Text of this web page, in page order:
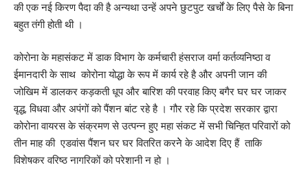
की एक नई किरण पैदा की है अन्यथा उन्हें अपने छुटपुट खर्चों के लिए पैसे के बिना
बहुत तंगी होती थी ।
कोरोना के महासंकट में डाक विभाग के कर्मचारी हंसराज वर्मा कर्तव्यनिष्ठा व
ईमानदारी के साथ कोरोना योद्धा के रूप में कार्य रहे है और अपनी जान की
जोखिम में डालकर कड़कती धूप और बारिश की परवाह किए बगैर घर घर जाकर
वृद्ध, विधवा और अपंगों को पैंशन बांट रहे है । गौर रहे कि प्रदेश सरकार द्वारा
कोरोना वायरस के संक्रमण से उत्पन्न हुए महा संकट में सभी चिन्हित परिवारों को
तीन माह की एडवांस पैंशन घर घर वितरित करनेे के आदेश दिए हैं ताकि
विशेषकर वरिष्ठ नागरिकों को परेशानी न हो ।